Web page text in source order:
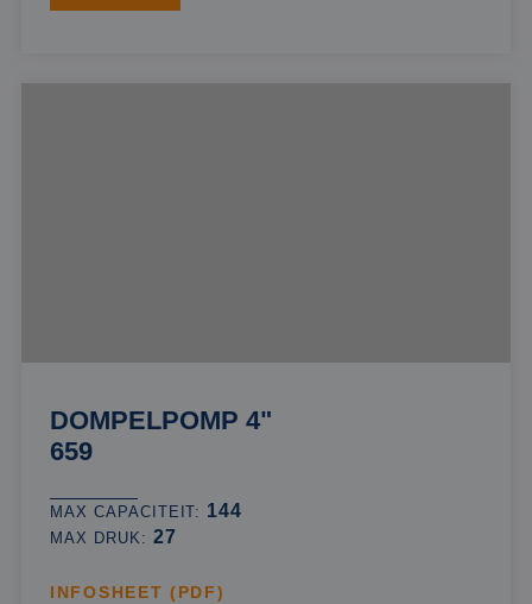
DOMPELPOMP 4"
659
MAX CAPACITEIT: 144
MAX DRUK: 27
INFOSHEET (PDF)